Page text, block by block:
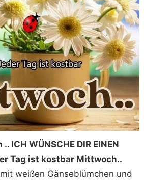
ICH WÜNSCHE DIR EINEN
Tag ist kostbar Mittwoch..
weißen Gänseblümchen und